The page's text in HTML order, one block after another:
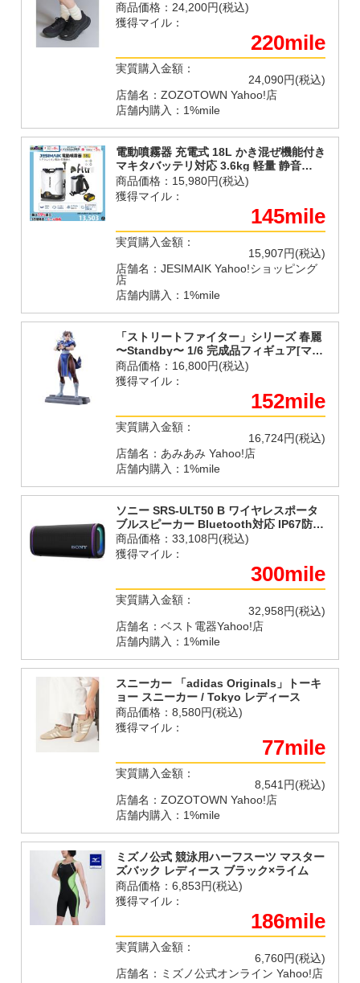
商品価格： 24,200円(税込)
獲得マイル：
220mile
実質購入金額：
24,090円(税込)
店舗名：ZOZOTOWN Yahoo!店
店舗内購入：1%mile
電動噴霧器 充電式 18L かき混ぜ機能付き
マキタバッテリ対応 3.6kg 軽量 静音
0.8MPa ノズル5種付 消毒 背負い式 除草
剤 噴霧器 菜園 農地 JESIMAIK 3WBD-18
商品価格： 15,980円(税込)
獲得マイル：
145mile
実質購入金額：
15,907円(税込)
店舗名：JESIMAIK Yahoo!ショッピング
店
店舗内購入：1%mile
「ストリートファイター」シリーズ 春麗
〜Standby〜 1/6 完成品フィギュア[マッ
クスファクトリー]【送料無料】《発売
済・在庫品》
商品価格： 16,800円(税込)
獲得マイル：
152mile
実質購入金額：
16,724円(税込)
店舗名：あみあみ Yahoo!店
店舗内購入：1%mile
ソニー SRS-ULT50 B ワイヤレスポータ
ブルスピーカー Bluetooth対応 IP67防水
防塵 ブラック
商品価格： 33,108円(税込)
獲得マイル：
300mile
実質購入金額：
32,958円(税込)
店舗名：ベスト電器Yahoo!店
店舗内購入：1%mile
スニーカー 「adidas Originals」トーキ
ョー スニーカー / Tokyo レディース
商品価格： 8,580円(税込)
獲得マイル：
77mile
実質購入金額：
8,541円(税込)
店舗名：ZOZOTOWN Yahoo!店
店舗内購入：1%mile
ミズノ公式 競泳用ハーフスーツ マスター
ズバック レディース ブラック×ライム
商品価格： 6,853円(税込)
獲得マイル：
186mile
実質購入金額：
6,760円(税込)
店舗名：ミズノ公式オンライン Yahoo!店